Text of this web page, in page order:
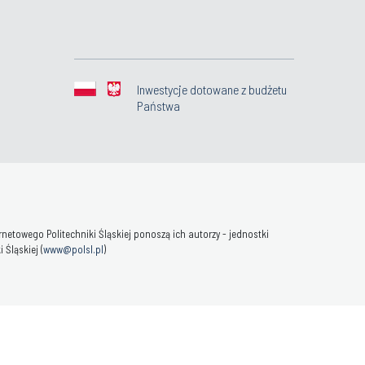
Inwestycje dotowane z budżetu
Państwa
Politechniki Śląskiej ponoszą ich autorzy - jednostki
Śląskiej (www@polsl.pl)